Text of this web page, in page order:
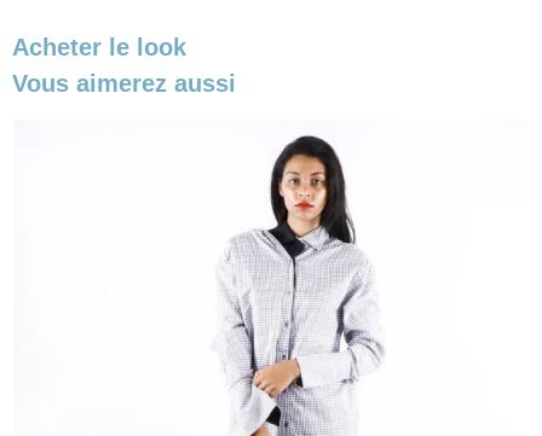
Acheter le look
Vous aimerez aussi